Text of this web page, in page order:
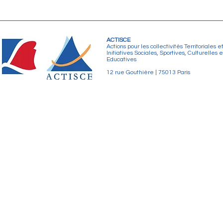
ACTISCE
Actions pour les collectivités Territoriales et
Initiatives Sociales, Sportives, Culturelles
Educatives
12 rue Gouthière | 75013 Paris